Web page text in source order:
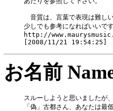
音質は、言葉で表現は難し
少しでも参考になればいいです
http://
お名前
スルーしようと思いましたが
「偽」古都さん、あなたは最